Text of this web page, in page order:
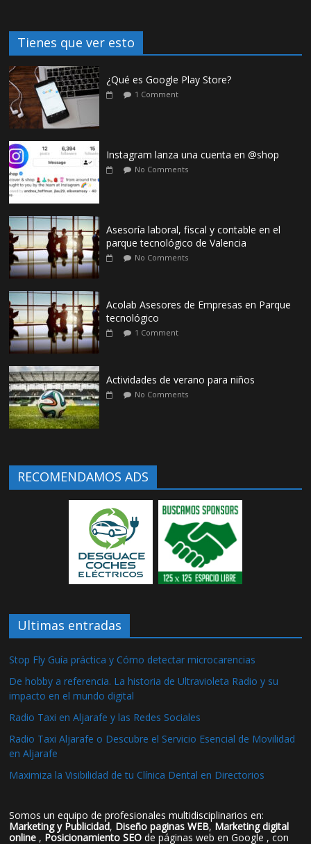
Tienes que ver esto
¿Qué es Google Play Store?
1 Comment
Instagram lanza una cuenta en @shop
No Comments
Asesoría laboral, fiscal y contable en el
parque tecnológico de Valencia
No Comments
Acolab Asesores de Empresas en Parque
tecnológico
1 Comment
Actividades de verano para niños
No Comments
RECOMENDAMOS ADS
Ultimas entradas
Stop Fly Guía práctica y Cómo detectar microcarencias
De hobby a referencia. La historia de Ultravioleta Radio y su
impacto en el mundo digital
Radio Taxi en Aljarafe y las Redes Sociales
Radio Taxi Aljarafe o Descubre el Servicio Esencial de Movilidad
en Aljarafe
Maximiza la Visibilidad de tu Clínica Dental en Directorios
Somos un equipo de profesionales multidisciplinarios en:
Marketing y Publicidad, Diseño paginas WEB, Marketing digital
online , Posicionamiento SEO de páginas web en Google , con